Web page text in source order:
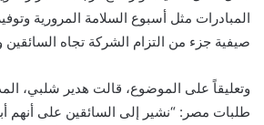
المبادرات مثل أسبوع السلامة المرورية
صيفية جزء من التزام الشركة تجاه السائقين
وتعليقاً على الموضوع، قالت هدير شلبي،
طلبات مصر: “نشير إلى السائقين على أنهم